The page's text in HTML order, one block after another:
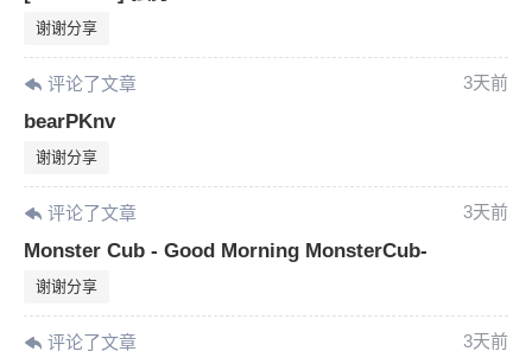
谢谢分享
评论了文章 3天前
bearPKnv
谢谢分享
评论了文章 3天前
Monster Cub - Good Morning MonsterCub-
谢谢分享
评论了文章 3天前
限。